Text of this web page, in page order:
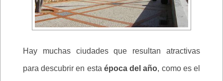
Hay muchas ciudades que resultan atractivas
para descubrir en esta época del año, como es el